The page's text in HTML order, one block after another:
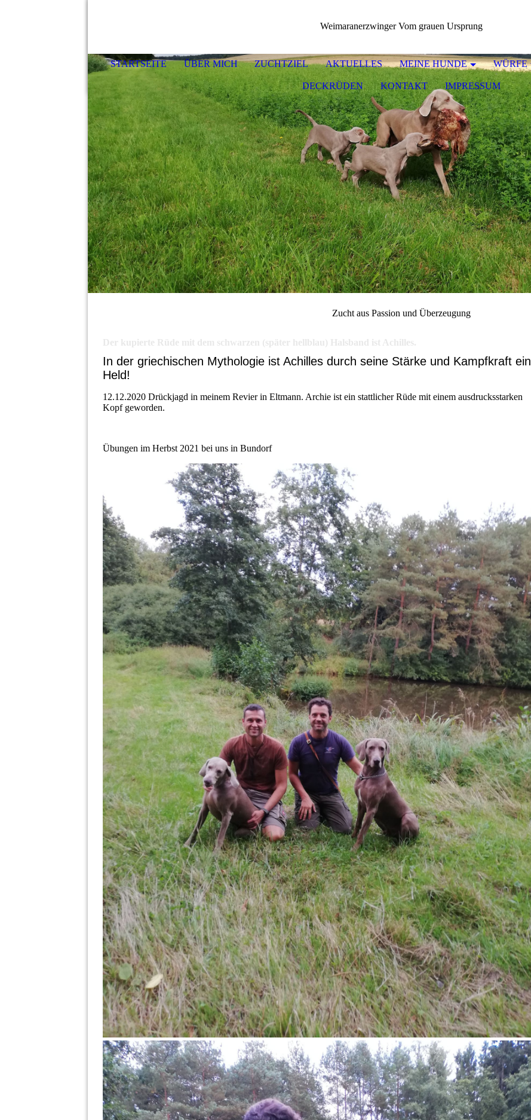
Weimaranerzwinger Vom grauen Ursprung
STARTSEITE ÜBER MICH ZUCHTZIEL AKTUELLES MEINE HUNDE WÜRFE
DECKRÜDEN KONTAKT IMPRESSUM
Zucht aus Passion und Überzeugung
In der griechischen Mythologie ist Achilles durch seine Stärke und Kampfkraft ein
Held!
12.12.2020 Drückjagd in meinem Revier in Eltmann. Archie ist ein stattlicher Rüde mit einem ausdrucksstarken
Kopf geworden.
Übungen im Herbst 2021 bei uns in Bundorf